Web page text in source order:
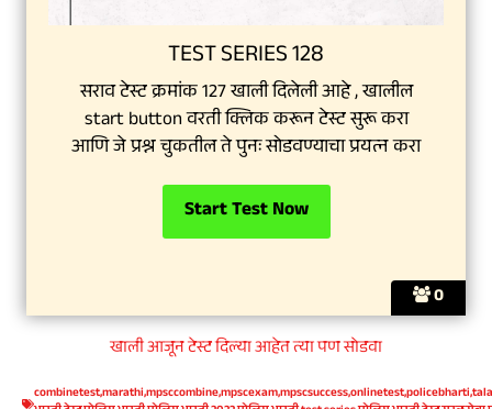
0
TEST SERIES 128
सराव टेस्ट क्रमांक 127 खाली दिलेली आहे , खालील
start button वरती क्लिक करून टेस्ट सुरू करा
आणि जे प्रश्न चुकतील ते पुनः सोडवण्याचा प्रयत्न करा
खाली आजून टेस्ट दिल्या आहेत त्या पण सोडवा
combinetest,marathi,mpsccombine,mpscexam,mpscsuccess,onlinetest,policebharti,